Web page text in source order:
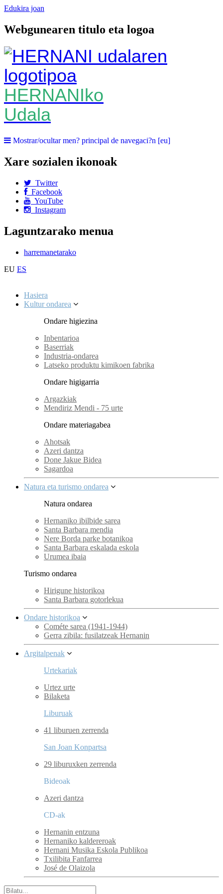
Edukira joan
Webgunearen titulo eta logoa
HERNANIko
Udala
Mostrar/ocultar men? principal de navegaci?n [eu]
Xare sozialen ikonoak
Twitter
Facebook
YouTube
Instagram
Laguntzarako menua
harremanetarako
EU ES
Hasiera
Kultur ondarea
Ondare higiezina
Inbentarioa
Baserriak
Industria-ondarea
Latseko produktu kimikoen fabrika
Ondare higigarria
Argazkiak
Mendiriz Mendi - 75 urte
Ondare materiagabea
Ahotsak
Azeri dantza
Done Jakue Bidea
Sagardoa
Natura eta turismo ondarea
Natura ondarea
Hernaniko ibilbide sarea
Santa Barbara mendia
Nere Borda parke botanikoa
Santa Barbara eskalada eskola
Urumea ibaia
Turismo ondarea
Hirigune historikoa
Santa Barbara gotorlekua
Ondare historikoa
Cométe sarea (1941-1944)
Gerra zibila: fusilatzeak Hernanin
Argitalpenak
Urtekariak
Urtez urte
Bilaketa
Liburuak
41 liburuen zerrenda
San Joan Konpartsa
29 liburuxken zerrenda
Bideoak
Azeri dantza
CD-ak
Hernanin entzuna
Hernaniko kaldereroak
Hernani Musika Eskola Publikoa
Txilibita Fanfarrea
José de Olaizola